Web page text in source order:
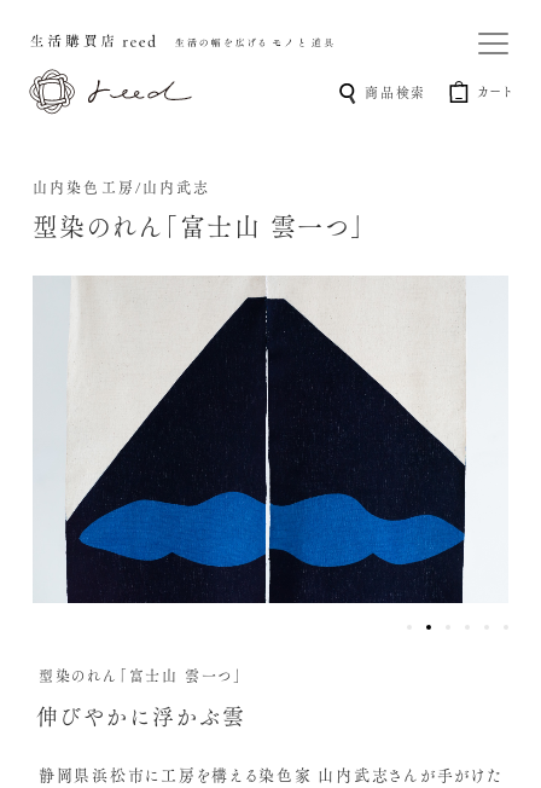
商品検索 カート
山内染色工房/山内武志
型染のれん「富士山 雲一つ」
型染のれん「富士山 雲一つ」
伸びやかに浮かぶ雲
静岡県浜松市に工房を構える染色家 山内武志さんが手がけた